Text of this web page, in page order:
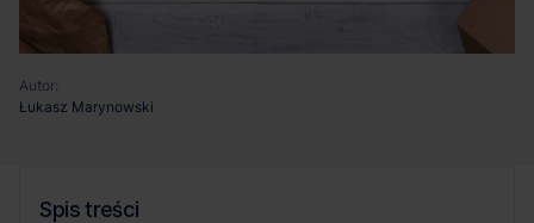
Autor:
Łukasz Marynowski
Spis treści